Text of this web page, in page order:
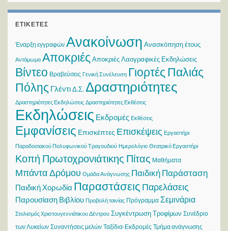
ΕΤΙΚΈΤΕΣ
Έναρξη εγγραφών Ανακοίνωση Ανασκόπηση έτους
Αντάμωμα Αποκριές Αποκριές Λαογραφικές Εκδηλώσεις
Βίντεο Βραβεύσεις Γενική Συνέλευση Γιορτές Παλιάς
Πόλης ΓλέντιΔ.Σ. Δραστηριότητες
Δραστηριότητες Εκδηλώσεις Δραστηριότητες Εκθέσεις
Εκδηλώσεις Εκδρομές Εκθέσεις
Εμφανίσεις Επισκέπτες Επισκέψεις Εργαστήρι
Παραδοσιακού Πολυφωνικού Τραγουδιού Ημερολόγιο Θεατρικό Εργαστήρι
Κοπή Πρωτοχρονιάτικης Πίτας Μαθήματα
Μπάντα Δρόμου Ομάδα Ανάγνωσης Παιδική Παράσταση
Παιδική Χορωδία Παραστάσεις Παρελάσεις
Παρουσίαση Βιβλίου Προβολή ταινίας Πρόγραμμα Σεμινάρια
Στολισμός Χριστουγεννιάτικου Δέντρου Συγκέντρωση Τροφίμων Συνέδριο
των Λυκείων Συναντήσεις μελών Ταξίδια-Εκδρομές Τμήμα ανάγνωσης